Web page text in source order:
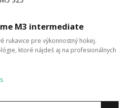
M3 intermediate
rukavice pre výkonnostný hokej.
ktoré nájdeš aj na profesionálnych